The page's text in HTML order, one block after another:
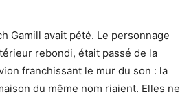
Gamill avait pété. Le personnage
rebondi, était passé de la
franchissant le mur du son : la
du même nom riaient. Elles ne